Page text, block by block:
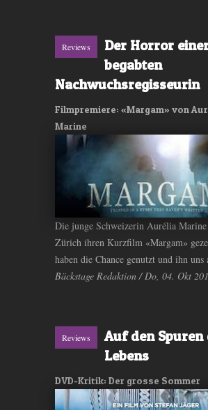
Reviews
Der Horror
begabten
Nachwuchsregisseurin
Filmpremiere: «Margam» von
Marine
Die junge Schweizerin Aurélia
Zürich ihren Kurzfilm «Margam»
haben die Chance genutzt und ihn uns
Bäckstage Redaktion / Do, 04. Okt
Reviews
Auf den Spuren
Lebens
DVD-Kritik: Der grosse Sommer